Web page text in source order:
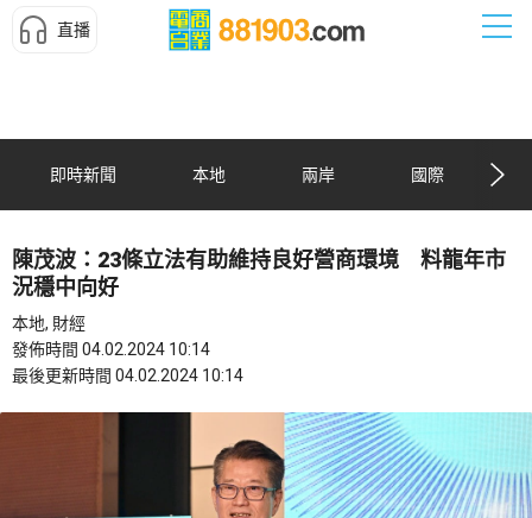
直播
即時新聞 本地 兩岸 國際
陳茂波：23條立法有助維持良好營商環境 料龍年市
況穩中向好
本地, 財經
發佈時間 04.02.2024 10:14
最後更新時間 04.02.2024 10:14